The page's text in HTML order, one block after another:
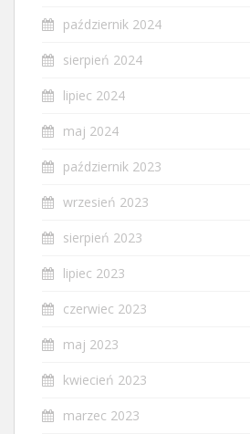
październik 2024
sierpień 2024
lipiec 2024
maj 2024
październik 2023
wrzesień 2023
sierpień 2023
lipiec 2023
czerwiec 2023
maj 2023
kwiecień 2023
marzec 2023